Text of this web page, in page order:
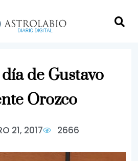
de Gustavo
Orozco
21, 2017 2666